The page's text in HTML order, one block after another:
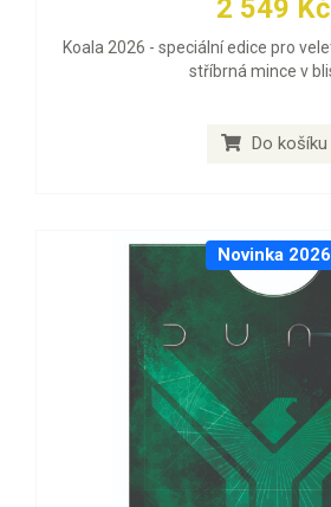
2 549 Kč
Koala 2026 - speciální edice pro
stříbrná mince v
Do košíku
Novinka 2026